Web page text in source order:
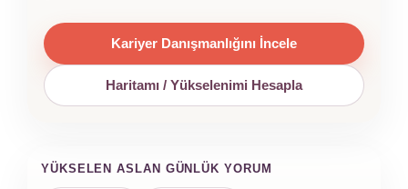
Kariyer Danışmanlığını İncele
Haritamı / Yükselenimi Hesapla
YÜKSELEN ASLAN GÜNLÜK YORUM